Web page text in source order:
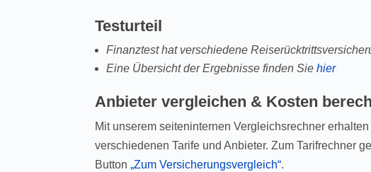
Testurteil
Finanztest hat verschiedene
Eine Übersicht der Ergebnisse finden Siehier
Anbieter vergleichen & Kosten
Mit unserem seiteninternen Vergleichsrechner
verschiedenen Tarife und Anbieter. Zum Tarifrechner
Button„Zum Versicherungsvergleich“.